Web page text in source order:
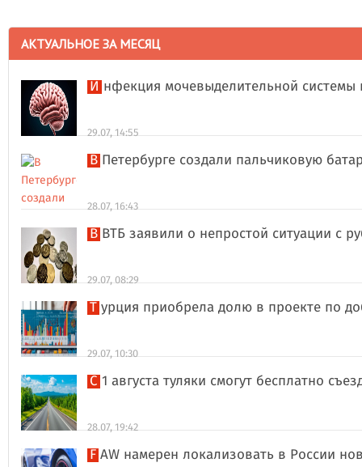
АКТУАЛЬНОЕ ЗА МЕСЯЦ
Инфекция мочевыделительной
29.07, 14:55
В Петербурге создали пальчиковую
28.07, 16:43
В ВТБ заявили о непростой ситуации с
29.07, 08:29
Турция приобрела долю в проекте по
29.07, 10:30
С 1 августа туляки смогут бесплатно
28.07, 19:42
FAW намерен локализовать в России